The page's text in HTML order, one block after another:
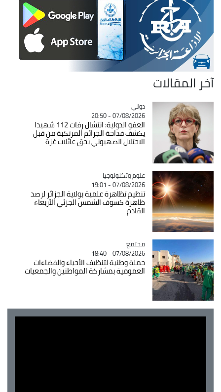
آخر المقالات
Catégorie
دولي
07/08/2026 - 20:50
العفو الدولية: انتشال رفات 112 شهيدا
يكشف فداحة الجرائم المرتكبة من قبل
الاحتلال الصهيوني بحق عائلات غزة
Catégorie
علوم وتكنولوجيا
07/08/2026 - 19:01
تنظيم تظاهرة علمية بولاية الجزائر لرصد
ظاهرة كسوف الشمس الجزئي الأربعاء
القادم
Catégorie
مجتمع
07/08/2026 - 18:40
حملة وطنية لتنظيف الأحياء والفضاءات
العمومية بمشاركة المواطنين والجمعيات